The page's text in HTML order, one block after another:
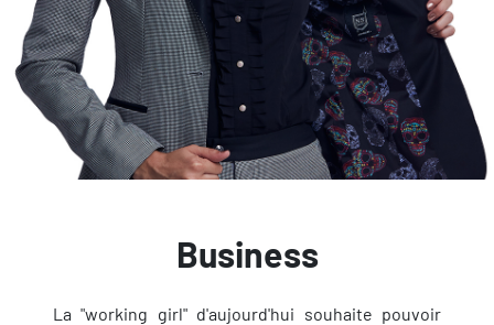
Business
La "working girl" d'aujourd'hui souhaite pouvoir